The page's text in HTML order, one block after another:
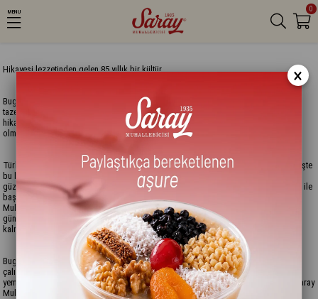
MENU 0
Hikayesi lezzetinden gelen 85 yıllık bir kültür...
Bugün İstanbul’da uzun sürecek bir güne Saray Muhallebicisi’nin eşsiz bal kaymağı,
taze ekmeği, sıcacık çayı veya nefis böreğiyle başlayan binlerce İstanbullu, bu
hikayenin tatlı sırrını çok iyi biliyor. Ve bu tatlı sırrın ardında, tarihin ilk muhallebicisi
olmanın tatlı heyecanı var.
Türkiye’nin en değerli markaları arasında yer alan Saray Muhallebicisi’nin hikayesi, işte
bu heyecanla, hedefi ‘Beyoğlu’nda zarif hanımefendi ve beyefendilere tatlıların en
güzelini yedirmek’ olan Hüseyin Topbaş’ın 1935’te Kasımpaşa’da açtığı muhallebici ile
başladı. Bundan 14 yıl sonra, 1949 yılında bu hedef gerçeğe döndü ve Saray
Muhallebicisi zamanın gözde alışveriş ve eğlence merkezi Beyoğlu’nda, insanların
günün her saatinde gidip, sohbet ederek bir şeyler yiyebilecekleri, İstanbul’un gizli
kalmış lezzetlerini tadabilecekleri ayrıcalıklı bir yer olmayı başardı.
Bugün tadını İstanbul’dan alan 100’ün üzerinde özel lezzetler ve 21 şubesi, 1400
çalışanı ile daha da büyüyen hikaye, bir klasiğe dönüşmüş durumda. ‘Biz zevkle
yemeyeceğimiz bir tatlıyı, asla misafirlerimize sunmayız’ prensibiyle hareket eden Saray
Muhallebicisi, geleneklerini, geleceğe taşımaya büyük bir keyifle devam ediyor.
×